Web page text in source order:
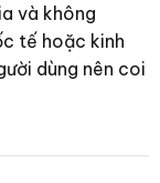
và không
tế hoặc kinh
dùng nên coi